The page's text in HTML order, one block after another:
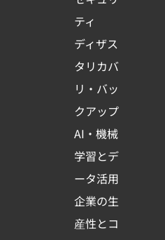
ティ
ディザス
タリカバ
リ・バッ
クアップ
AI・機械
学習とデ
ータ活用
企業の生
産性とコ